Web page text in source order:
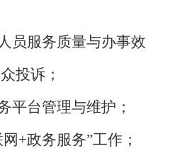
员服务质量与办事效
投诉；
平台管理与维护；
+政务服务”工作；